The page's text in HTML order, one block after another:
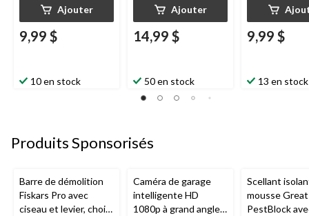
Ajouter
9,99 $
10 en stock
Ajouter
14,99 $
50 en stock
9,99 $
13 en stock
Produits Sponsorisés
Barre de démolition
Fiskars Pro avec
ciseau et levier, choix
Caméra de garage
intelligente HD
1080p à grand angle
Scellant
mousse
PestBlock